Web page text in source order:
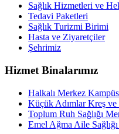
Sağlık Hizmetleri ve
Tedavi Paketleri
Sağlık Turizmi Birimi
Hasta ve Ziyaretçiler
Şehrimiz
Hizmet Binalarımız
Halkalı Merkez
Küçük Adımlar Kreş
Toplum Ruh Sağlığı
Emel Ağma Aile